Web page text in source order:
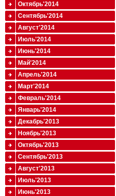
Октябрь'2014
Сентябрь'2014
Август'2014
Июль'2014
Июнь'2014
Май'2014
Апрель'2014
Март'2014
Февраль'2014
Январь'2014
Декабрь'2013
Ноябрь'2013
Октябрь'2013
Сентябрь'2013
Август'2013
Июль'2013
Июнь'2013